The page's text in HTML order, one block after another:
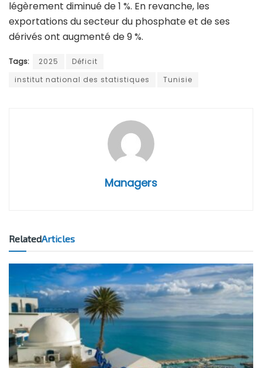
légèrement diminué de 1 %. En revanche, les
exportations du secteur du phosphate et de ses
dérivés ont augmenté de 9 %.
Tags: 2025
Déficit
institut national des statistiques
Tunisie
Managers
RelatedArticles